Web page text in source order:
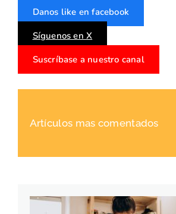
Danos like en facebook
Síguenos en X
Suscríbase a nuestro canal
Artículos mas comentados